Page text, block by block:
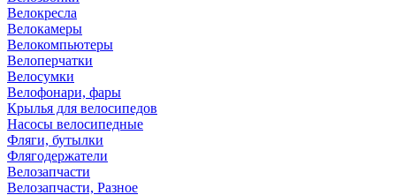
Велокресла
Велокамеры
Велокомпьютеры
Велоперчатки
Велосумки
Велофонари, фары
Крылья для велосипедов
Насосы велосипедные
Фляги, бутылки
Флягодержатели
Велозапчасти
Велозапчасти, Разное